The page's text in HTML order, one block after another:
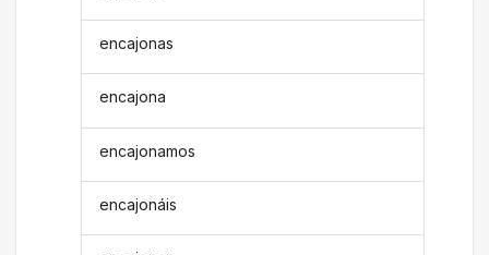
encajonas
encajona
encajonamos
encajonáis